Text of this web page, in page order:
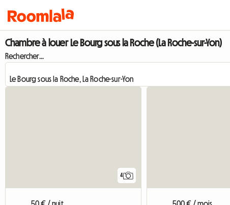
Chambre à louer Le Bourg sous la Roche (La Roche-sur-Yon)
Rechercher...
4